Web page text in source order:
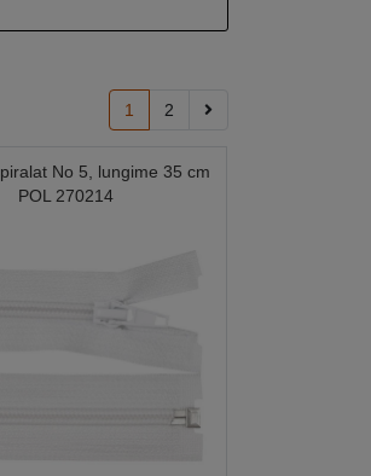
1 2
No 5, lungime 35 cm
POL 270214